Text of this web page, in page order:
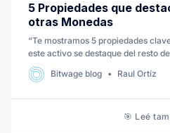
5 Propiedades que
otras Monedas
“Te mostramos 5 propiedades
este activo se destaque del resto
otras criptomonedas.”
Bitwage blog Raul Ortíz
🎯 Leé